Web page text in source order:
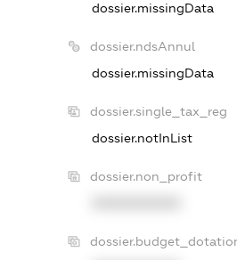
dossier.missingData
dossier.ndsAnnul
dossier.missingData
dossier.single_tax_reg
dossier.notInList
dossier.non_profit